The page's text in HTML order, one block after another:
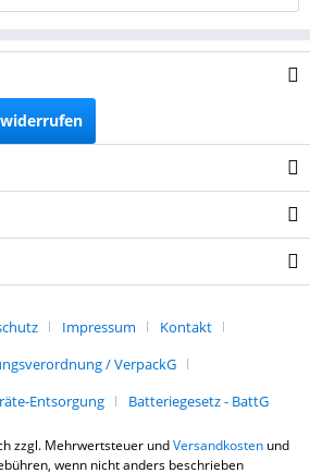
Impressum
Kontakt
/ VerpackG
Entsorgung
Batteriegesetz - BattG
zzgl. Mehrwertsteuer undVersandkostenund
wenn nicht anders beschrieben